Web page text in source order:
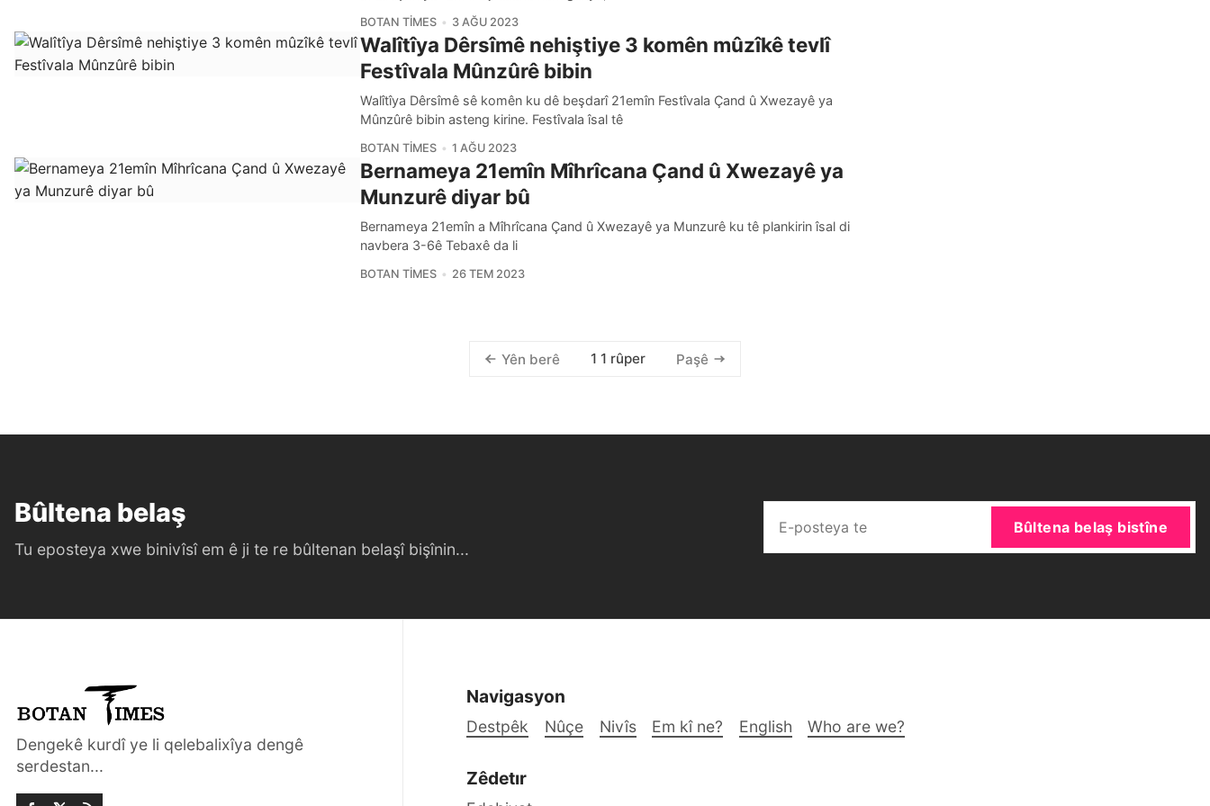
BOTAN TIMES 3 AĞU 2023
Walîtîya Dêrsîmê nehiştiye 3 komên mûzîkê tevlî
Festîvala Mûnzûrê bibin
Walîtîya Dêrsîmê sê komên ku dê beşdarî 21emîn Festîvala Çand û Xwezayê ya
Mûnzûrê bibin asteng kirine. Festîvala îsal tê
BOTAN TIMES 1 AĞU 2023
Bernameya 21emîn Mîhrîcana Çand û Xwezayê ya
Munzurê diyar bû
Bernameya 21emîn a Mîhrîcana Çand û Xwezayê ya Munzurê ku tê plankirin îsal di
navbera 3-6ê Tebaxê da li
BOTAN TIMES 26 TEM 2023
Yên berê 1 1 rûper Paşê
Bûltena belaş
Tu eposteya xwe binivîsî em ê ji te re bûltenan belaşî bişînin...
Bûltena belaş bistîne
Dengekê kurdî ye li qelebalixîya dengê
serdestan...
Navigasyon
Destpêk Nûçe Nivîs Em kî ne? English Who are we?
Zêdetır